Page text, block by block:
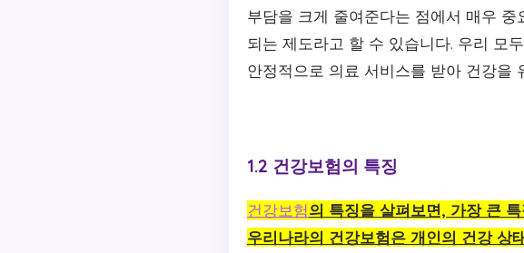
부담을 크게 줄여준다는 점에서 매우
되는 제도라고 할 수 있습니다. 우리 모
안정적으로 의료 서비스를 받아 건강을
1.2 건강보험의 특징
건강보험의 특징을 살펴보면, 가장 큰
우리나라의 건강보험은 개인의 건강 상